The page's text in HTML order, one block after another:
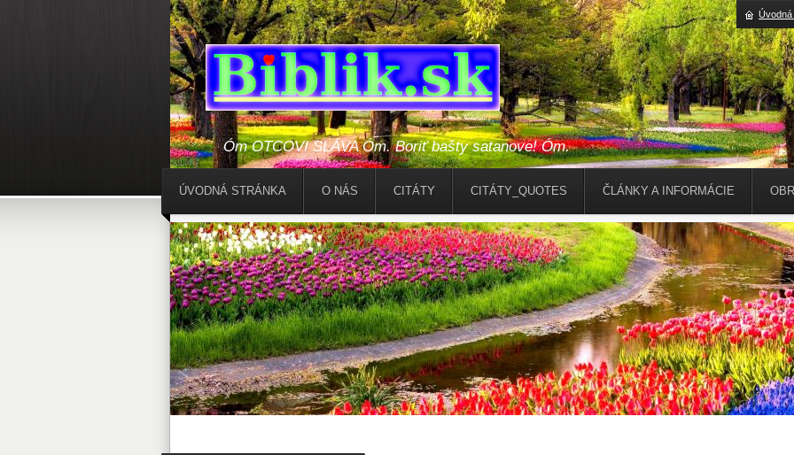
Óm OTCOVI SLÁVA Óm. Boriť bašty satanove! Óm.
ÚVODNÁ STRÁNKA O NÁS CITÁTY CITÁTY_QUOTES ČLÁNKY A INFORMÁCIE